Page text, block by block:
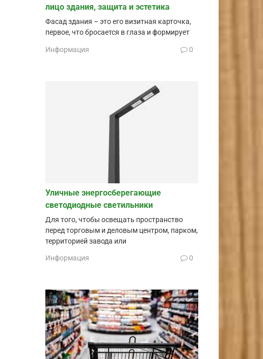
лицо здания, защита и эстетика
Фасад здания – это его визитная карточка,
первое, что бросается в глаза и формирует
Информация 0
Уличные энергосберегающие
светодиодные светильники
Для того, чтобы освещать пространство
перед торговым и деловым центром, парком,
территорией завода или
Информация 0